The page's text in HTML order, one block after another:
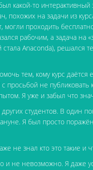
какой-то интерактивный
на задачи из
проходить
рабочим, а задача на
Anaconda), решался
тем, кому курс
просьбой не публиковать
Я уже и забыл что
студентов. В один
Я был просто
не знал кто это такие и
не невозможно. Я даже